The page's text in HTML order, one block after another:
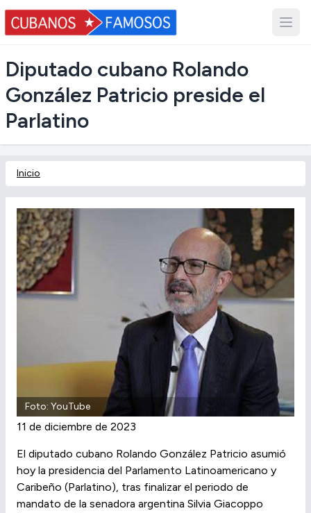
Diputado cubano Rolando
González Patricio preside el
Parlatino
Inicio
Foto: YouTube
11 de diciembre de 2023
El diputado cubano Rolando González Patricio asumió
hoy la presidencia del Parlamento Latinoamericano y
Caribeño (Parlatino), tras finalizar el periodo de
mandato de la senadora argentina Silvia Giacoppo